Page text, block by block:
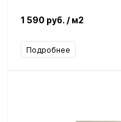
1 590 руб. / м2
Подробнее